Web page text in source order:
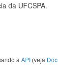
da UFCSPA.
a API (veja